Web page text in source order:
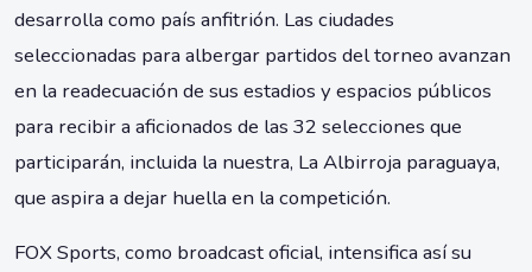
desarrolla como país anfitrión. Las ciudades
seleccionadas para albergar partidos del torneo avanzan
en la readecuación de sus estadios y espacios públicos
para recibir a aficionados de las 32 selecciones que
participarán, incluida la nuestra, La Albirroja paraguaya,
que aspira a dejar huella en la competición.
FOX Sports, como broadcast oficial, intensifica así su